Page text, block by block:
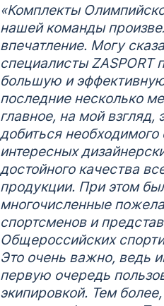
«Комплекты
нашей команды
впечатление. Могу
специалисты ZASPORT
большую и
последние несколько
главное, на мой взгляд,
добиться необходимого
интересных
достойного качества
продукции. При этом
многочисленные
спортсменов и
Общероссийских
Это очень важно, ведь
первую очередь
экипировкой. Тем